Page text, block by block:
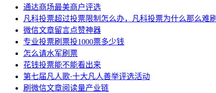
通达商场最美商户评选
凡科投票超过投票限制怎么办，凡科投票为什么那么难刷
微信文章留言点赞神器
专业投票刷票投1000票多少钱
怎么请水军刷票
花钱投票能不能看出来
第七届凡人歌·十大凡人善举评选活动
刷微信文章阅读量产业链